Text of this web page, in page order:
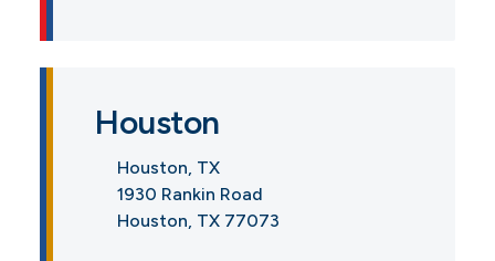
Houston
Houston, TX
1930 Rankin Road
Houston, TX 77073